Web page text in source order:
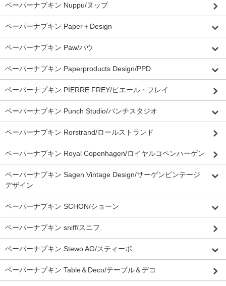
ペーパーナプキン Nuppu/ヌップ
ペーパーナプキン Paper＋Design
ペーパーナプキン Paw/パウ
ペーパーナプキン Paperproducts Design/PPD
ペーパーナプキン PIERRE FREY/ピエール・フレイ
ペーパーナプキン Punch Studio/パンチスタジオ
ペーパーナプキン Rorstrand/ロールストランド
ペーパーナプキン Royal Copenhagen/ロイヤルコペンハーゲン
ペーパーナプキン Sagen Vintage Design/サーゲンビンテージ
デザイン
ペーパーナプキン SCHON/ショーン
ペーパーナプキン sniff/スニフ
ペーパーナプキン Stewo AG/スティーボ
ペーパーナプキン Table＆Deco/テーブル＆デコ